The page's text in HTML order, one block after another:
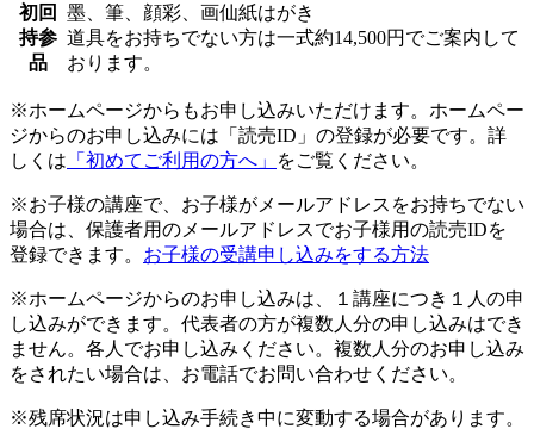
初回
持参
品
墨、筆、顔彩、画仙紙はがき
道具をお持ちでない方は一式約14,500円でご案内して
おります。
※ホームページからもお申し込みいただけます。ホームペー
ジからのお申し込みには「読売ID」の登録が必要です。詳
しくは 「初めてご利用の方へ」 をご覧ください。
※お子様の講座で、お子様がメールアドレスをお持ちでない
場合は、保護者用のメールアドレスでお子様用の読売IDを
登録できます。 お子様の受講申し込みをする方法
※ホームページからのお申し込みは、１講座につき１人の申
し込みができます。代表者の方が複数人分の申し込みはでき
ません。各人でお申し込みください。複数人分のお申し込み
をされたい場合は、お電話でお問い合わせください。
※残席状況は申し込み手続き中に変動する場合があります。